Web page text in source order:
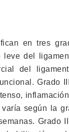
en tres
leve del
del
Grado
según la
Grado